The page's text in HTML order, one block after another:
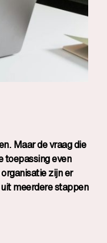
Maar de vraag die
toepassing even
zijn er
meerdere stappen